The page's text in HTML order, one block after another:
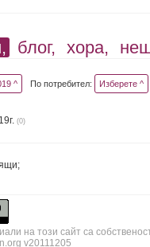
блог, хора,
^ По потребител: Изберете ^
(0)
на този сайт са
v20111205